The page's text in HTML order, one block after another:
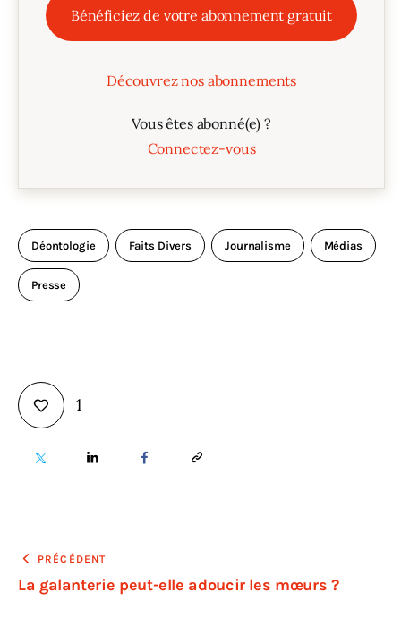
Bénéficiez de votre abonnement gratuit
Découvrez nos abonnements
Vous êtes abonné(e) ?
Connectez-vous
Déontologie Faits Divers Journalisme Médias
Presse
1
PRÉCÉDENT
La galanterie peut-elle adoucir les mœurs ?